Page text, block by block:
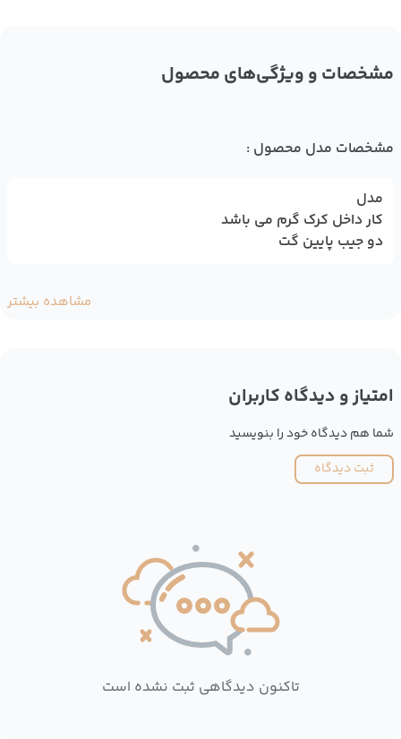
مشخصات و ویژگی‌های محصول
مشخصات مدل محصول :
مدل
کار داخل کرک گرم می باشد
دو جیب پایین گت
مشاهده بیشتر
امتیاز و دیدگاه کاربران
شما هم دیدگاه خود را بنویسید
ثبت دیدگاه
تاکنون دیدگاهی ثبت نشده است